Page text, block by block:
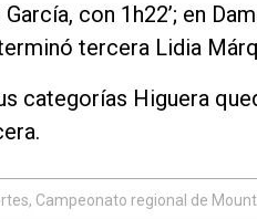
con 1h22’; en
tercera Lidia
categorías Higuera
Campeonato regional de